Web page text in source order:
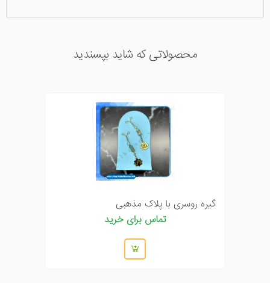
محصولاتی که شاید بپسندید
گیره روسری با پلاک مذهبی
تماس برای خرید